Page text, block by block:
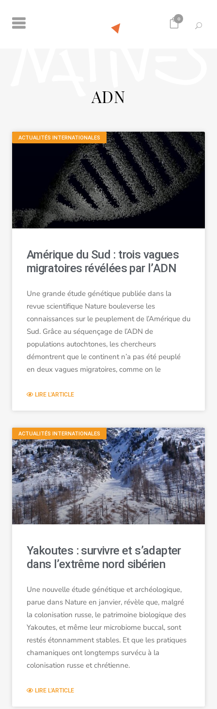
0
ADN
ACTUALITÉS INTERNATIONALES
Amérique du Sud : trois vagues
migratoires révélées par l’ADN
Une grande étude génétique publiée dans la
revue scientifique Nature bouleverse les
connaissances sur le peuplement de l’Amérique du
Sud. Grâce au séquençage de l’ADN de
populations autochtones, les chercheurs
démontrent que le continent n’a pas été peuplé
en deux vagues migratoires, comme on le
LIRE L'ARTICLE
ACTUALITÉS INTERNATIONALES
Yakoutes : survivre et s’adapter
dans l’extrême nord sibérien
Une nouvelle étude génétique et archéologique,
parue dans Nature en janvier, révèle que, malgré
la colonisation russe, le patrimoine biologique des
Yakoutes, et même leur microbiome buccal, sont
restés étonnamment stables. Et que les pratiques
chamaniques ont longtemps survécu à la
colonisation russe et chrétienne.
LIRE L'ARTICLE